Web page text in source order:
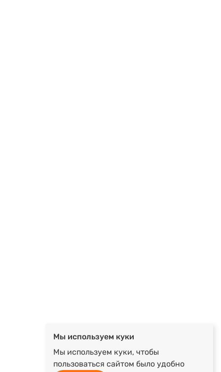
Мы используем куки
Мы используем куки, чтобы
пользоваться сайтом было удобно